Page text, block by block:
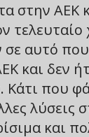
στην ΑΕΚ
αυτό
και δεν
Κάτι που
λύσεις
και